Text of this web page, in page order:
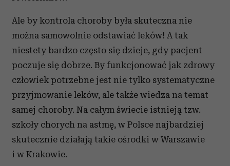
Ale by kontrola choroby była skuteczna nie
można samowolnie odstawiać leków! A tak
niestety bardzo często się dzieje, gdy pacjent
poczuje się dobrze. By funkcjonować jak zdrowy
człowiek potrzebne jest nie tylko systematyczne
przyjmowanie leków, ale także wiedza na temat
samej choroby. Na całym świecie istnieją tzw.
szkoły chorych na astmę, w Polsce najbardziej
skutecznie działają takie ośrodki w Warszawie
i w Krakowie.